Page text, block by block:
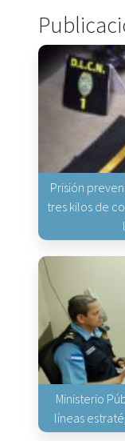
Prisión
tres kilos de
Ministerio
líneas